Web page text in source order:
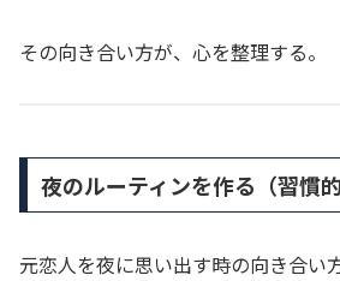
その向き合い方が、心を整理する。
夜のルーティンを作る（習慣的
元恋人を夜に思い出す時の向き合い